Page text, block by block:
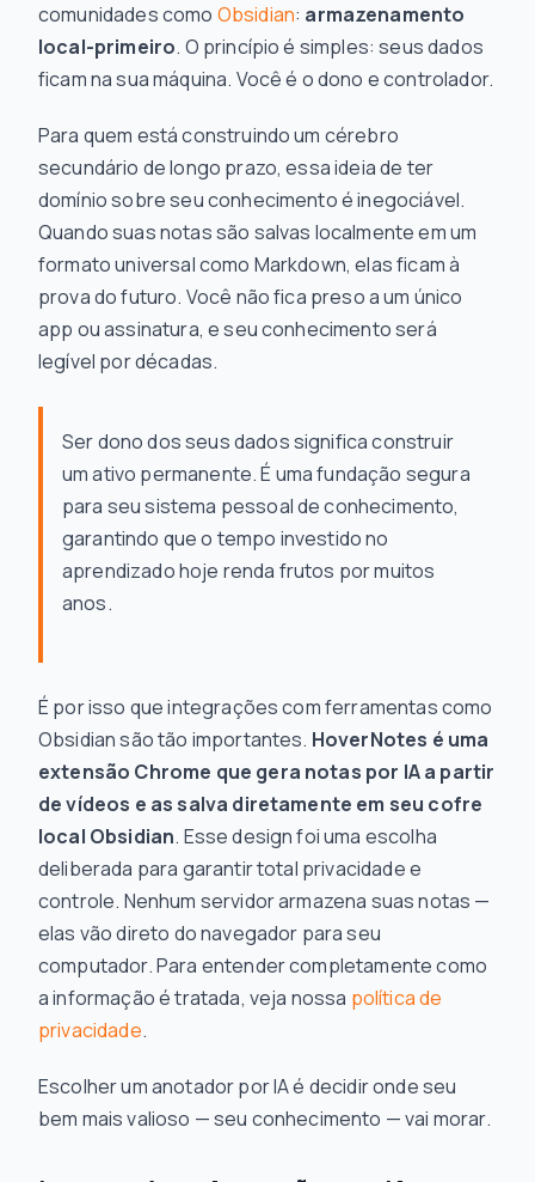
comunidades como Obsidian: armazenamento
local-primeiro. O princípio é simples: seus dados
ficam na sua máquina. Você é o dono e controlador.
Para quem está construindo um cérebro
secundário de longo prazo, essa ideia de ter
domínio sobre seu conhecimento é inegociável.
Quando suas notas são salvas localmente em um
formato universal como Markdown, elas ficam à
prova do futuro. Você não fica preso a um único
app ou assinatura, e seu conhecimento será
legível por décadas.
Ser dono dos seus dados significa construir
um ativo permanente. É uma fundação segura
para seu sistema pessoal de conhecimento,
garantindo que o tempo investido no
aprendizado hoje renda frutos por muitos
anos.
É por isso que integrações com ferramentas como
Obsidian são tão importantes. HoverNotes é uma
extensão Chrome que gera notas por IA a partir
de vídeos e as salva diretamente em seu cofre
local Obsidian. Esse design foi uma escolha
deliberada para garantir total privacidade e
controle. Nenhum servidor armazena suas notas —
elas vão direto do navegador para seu
computador. Para entender completamente como
a informação é tratada, veja nossa política de
privacidade.
Escolher um anotador por IA é decidir onde seu
bem mais valioso — seu conhecimento — vai morar.